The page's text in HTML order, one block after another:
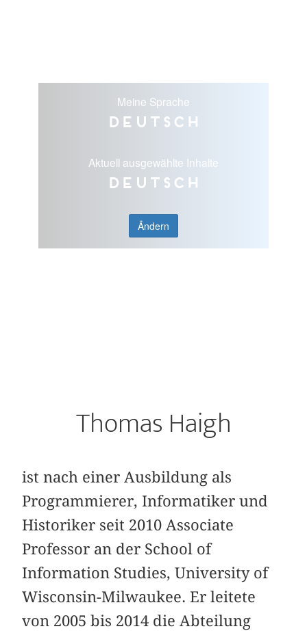
Meine Sprache
Deutsch
Aktuell ausgewählte Inhalte
Deutsch
Ändern
Thomas Haigh
ist nach einer Ausbildung als
Programmierer, Informatiker und
Historiker seit 2010 Associate
Professor an der School of
Information Studies, University of
Wisconsin-Milwaukee. Er leitete
von 2005 bis 2014 die Abteilung